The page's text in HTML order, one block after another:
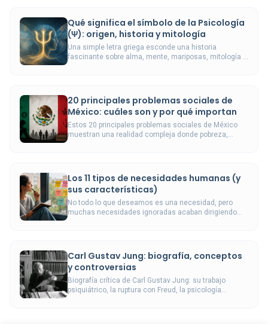
Qué significa el símbolo de la Psicología
(Ψ): origen, historia y mitología
Una simple letra griega esconde una historia
fascinante sobre alma, mente, mariposas, mitología y
20 principales problemas sociales de
México: cuáles son y por qué importan
Estos 20 principales problemas sociales de México
muestran una realidad compleja donde pobreza,
Los 11 tipos de necesidades humanas (y
sus características)
No todo lo que deseamos es una necesidad, pero
muchas necesidades ignoradas acaban dirigiendo
Carl Gustav Jung: biografía, conceptos
y controversias
Biografía crítica de Carl Gustav Jung: su trabajo
psiquiátrico, la ruptura con Freud, la psicología